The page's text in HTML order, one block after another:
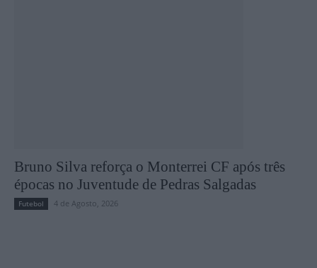
Bruno Silva reforça o Monterrei CF após três
épocas no Juventude de Pedras Salgadas
Futebol 4 de Agosto, 2026